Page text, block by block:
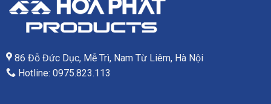
86 Đỗ Đức Dục, Mễ Trì, Nam Từ Liêm, Hà Nội
Hotline: 0975.823.113